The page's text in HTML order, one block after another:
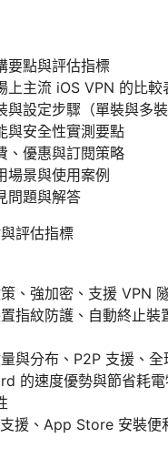
要點與評估指標
上主流 iOS VPN 的比較
與設定步驟（單裝與多裝
與安全性實測要點
、優惠與訂閱策略
場景與使用案例
問題與解答
評估指標
、強加密、支援 VPN
指紋防護、自動終止裝
與分布、P2P 支援、
的速度優勢與節省耗電
援、App Store 安裝便